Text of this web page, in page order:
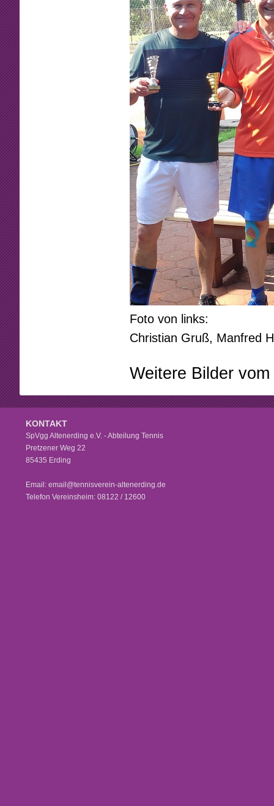
Foto von links:
Christian Gruß, Manfred
Weitere Bilder
KONTAKT
SpVgg Altenerding e.V. - Abteilung Tennis
Pretzener Weg 22
85435 Erding
Email: email@tennisverein-altenerding.de
Telefon Vereinsheim: 08122 / 12600